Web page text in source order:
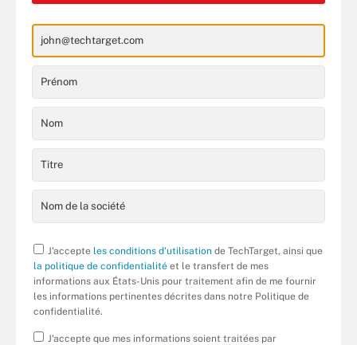
J'accepte les conditions d'utilisation de TechTarget, ainsi que
la politique de confidentialité et le transfert de mes
informations aux États-Unis pour traitement afin de me fournir
les informations pertinentes décrites dans notre Politique de
confidentialité.
J'accepte que mes informations soient traitées par